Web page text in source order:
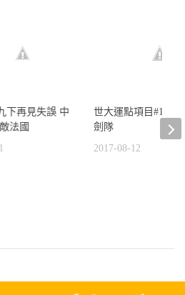
下再見失誤 中
法國
世大運點項目#16-中
劍隊
2017-08-12